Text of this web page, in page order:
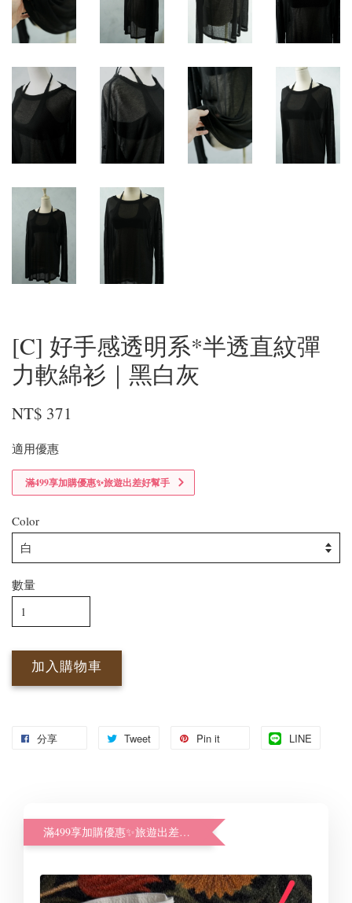
[C] 好手感透明系*半透直紋彈
力軟綿衫｜黑白灰
NT$ 371
適用優惠
滿499享加購優惠✨旅遊出差好幫手
Color
數量
加入購物車
分享 Tweet Pin it LINE
滿499享加購優惠✨旅遊出差好幫手